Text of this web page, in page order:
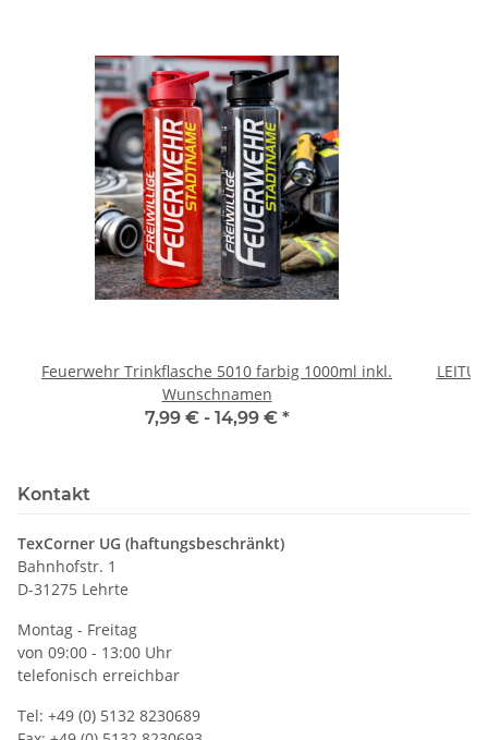
Feuerwehr Trinkflasche 5010 farbig 1000ml inkl.
Wunschnamen
7,99 € - 14,99 € *
Kontakt
TexCorner UG (haftungsbeschränkt)
Bahnhofstr. 1
D-31275 Lehrte
Montag - Freitag
von 09:00 - 13:00 Uhr
telefonisch erreichbar
Tel: +49 (0) 5132 8230689